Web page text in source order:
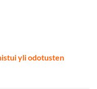
yli odotusten